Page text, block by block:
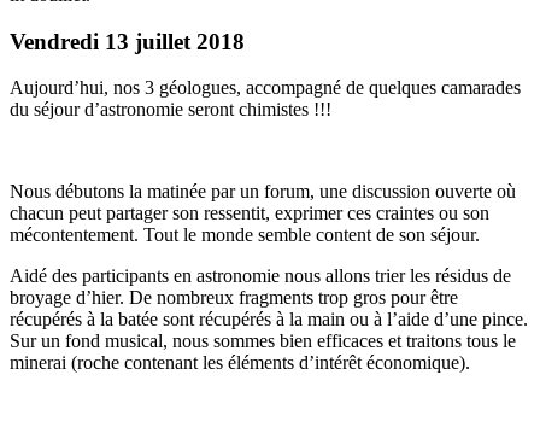
Vendredi 13 juillet 2018
Aujourd’hui, nos 3 géologues, accompagné de quelques camarades
du séjour d’astronomie seront chimistes !!!
Nous débutons la matinée par un forum, une discussion ouverte où
chacun peut partager son ressentit, exprimer ces craintes ou son
mécontentement. Tout le monde semble content de son séjour.
Aidé des participants en astronomie nous allons trier les résidus de
broyage d’hier. De nombreux fragments trop gros pour être
récupérés à la batée sont récupérés à la main ou à l’aide d’une pince.
Sur un fond musical, nous sommes bien efficaces et traitons tous le
minerai (roche contenant les éléments d’intérêt économique).